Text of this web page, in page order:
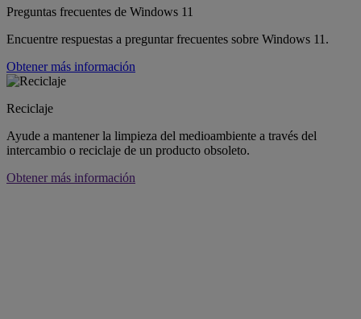
Preguntas frecuentes de Windows 11
Encuentre respuestas a preguntar frecuentes sobre Windows 11.
Obtener más información
Reciclaje
Ayude a mantener la limpieza del medioambiente a través del
intercambio o reciclaje de un producto obsoleto.
Obtener más información